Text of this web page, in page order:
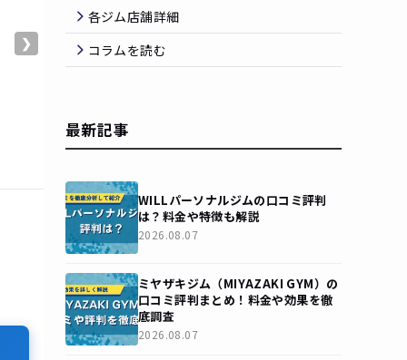
❯
各ジム店舗詳細
コラムを読む
最新記事
WILLパーソナルジムの口コミ評判
は？料金や特徴も解説
2026.08.07
ミヤザキジム（MIYAZAKI GYM）の
口コミ評判まとめ！料金や効果を徹
底調査
2026.08.07